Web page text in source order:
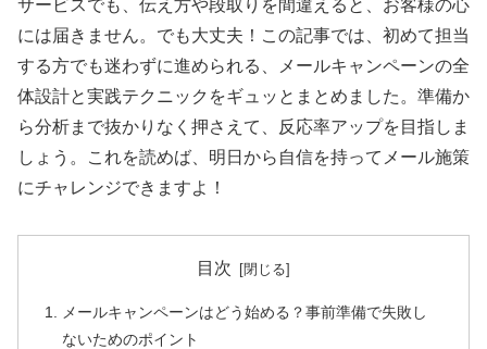
サービスでも、伝え方や段取りを間違えると、お客様の心
には届きません。でも大丈夫！この記事では、初めて担当
する方でも迷わずに進められる、メールキャンペーンの全
体設計と実践テクニックをギュッとまとめました。準備か
ら分析まで抜かりなく押さえて、反応率アップを目指しま
しょう。これを読めば、明日から自信を持ってメール施策
にチャレンジできますよ！
目次
メールキャンペーンはどう始める？事前準備で失敗し
ないためのポイント